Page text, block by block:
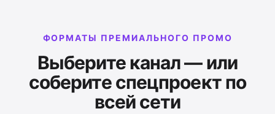
ФОРМАТЫ ПРЕМИАЛЬНОГО ПРОМО
Выберите канал — или
соберите спецпроект по
всей сети